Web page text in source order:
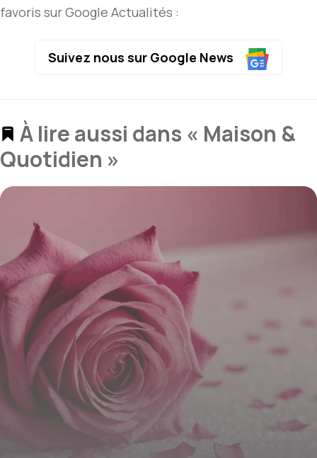
favoris sur Google Actualités :
Suivez nous sur Google News
À lire aussi dans « Maison &
Quotidien »